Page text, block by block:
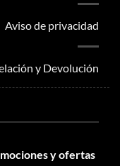
Aviso de privacidad
y Devolución
y ofertas